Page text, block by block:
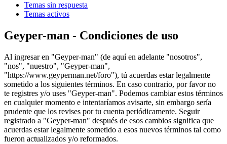
Temas sin respuesta
Temas activos
Geyper-man - Condiciones de uso
Al ingresar en "Geyper-man" (de aquí en adelante "nosotros",
"nos", "nuestro", "Geyper-man",
"https://www.geyperman.net/foro"), tú acuerdas estar legalmente
sometido a los siguientes términos. En caso contrario, por favor no
te registres y/o uses "Geyper-man". Podemos cambiar estos términos
en cualquier momento e intentaríamos avisarte, sin embargo sería
prudente que los revises por tu cuenta periódicamente. Seguir
registrado a "Geyper-man" después de esos cambios significa que
acuerdas estar legalmente sometido a esos nuevos términos tal como
fueron actualizados y/o reformados.